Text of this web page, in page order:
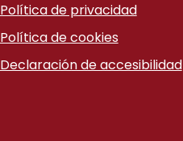
Política de privacidad
Política de cookies
Declaración de accesibilidad